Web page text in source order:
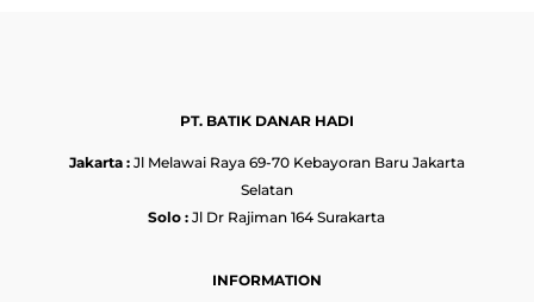
PT. BATIK DANAR HADI
Jakarta :Jl Melawai Raya 69-70 Kebayoran Baru Jakarta
Selatan
Solo : Jl Dr Rajiman 164 Surakarta
INFORMATION